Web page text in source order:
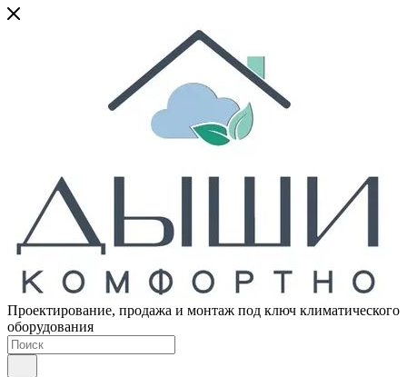
Проектирование, продажа и монтаж под ключ климатического
оборудования